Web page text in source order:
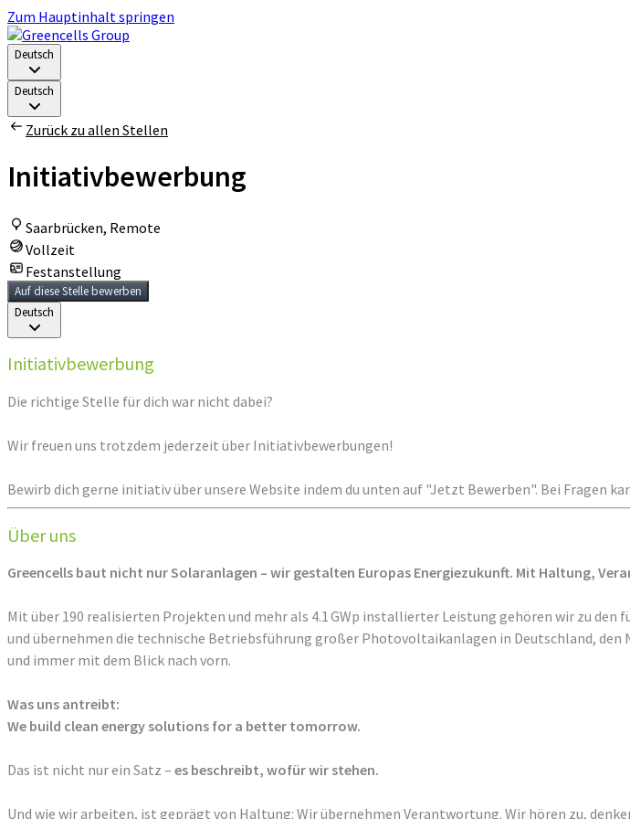
Zum Hauptinhalt springen
Deutsch
Deutsch
Zurück zu allen Stellen
Initiativbewerbung
Saarbrücken, Remote
Vollzeit
Festanstellung
Auf diese Stelle bewerben
Deutsch
Initiativbewerbung
Die richtige Stelle für dich war nicht dabei?
Wir freuen uns trotzdem jederzeit über Initiativbewerbungen!
Bewirb dich gerne initiativ über unsere Website indem du unten auf "Jetzt Bewerben". Bei Fragen
Über uns
Greencells baut nicht nur Solaranlagen – wir gestalten Europas Energiezukunft. Mit Haltung,
Mit über 190 realisierten Projekten und mehr als 4.1 GWp installierter Leistung gehören wir zu
und übernehmen die technische Betriebsführung großer Photovoltaikanlagen in Deutschland,
und immer mit dem Blick nach vorn.
Was uns antreibt:
We build clean energy solutions for a better tomorrow.
Das ist nicht nur ein Satz – es beschreibt, wofür wir stehen.
Und wie wir arbeiten, ist geprägt von Haltung: Wir übernehmen Verantwortung. Wir hören zu,